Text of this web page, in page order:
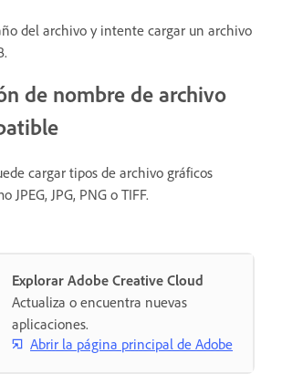
del archivo y intente cargar un archivo
de nombre de archivo
cargar tipos de archivo gráficos
JPEG, JPG, PNG o TIFF.
Explorar Adobe Creative Cloud
Actualiza o encuentra nuevas
aplicaciones.
Abrir la página principal de Adobe